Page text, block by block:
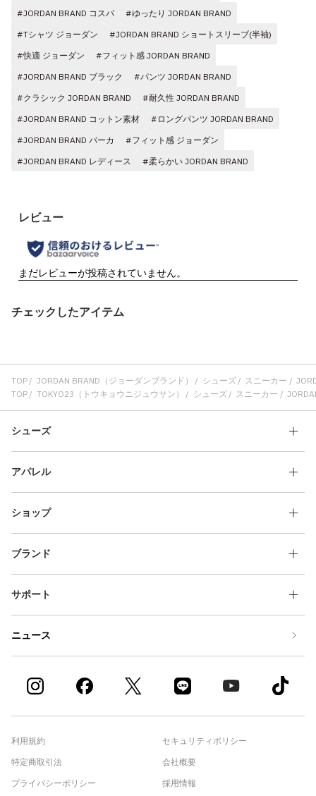
#JORDAN BRAND コスパ
#ゆったり JORDAN BRAND
#Tシャツ ジョーダン
#JORDAN BRAND ショートスリーブ(半袖)
#快適 ジョーダン
#フィット感 JORDAN BRAND
#JORDAN BRAND ブラック
#パンツ JORDAN BRAND
#クラシック JORDAN BRAND
#耐久性 JORDAN BRAND
#JORDAN BRAND コットン素材
#ロングパンツ JORDAN BRAND
#JORDAN BRAND パーカ
#フィット感 ジョーダン
#JORDAN BRAND レディース
#柔らかい JORDAN BRAND
チェックしたアイテム
TOP JORDAN BRAND（ジョーダンブランド） シューズ スニーカー
TOP
TOKYO23（トウキョウニジュウサン） シューズ スニーカー
シューズ
アパレル
ショップ
ブランド
サポート
ニュース
利用規約
特定商取引法
プライバシーポリシー
セキュリティポリシー
会社概要
採用情報